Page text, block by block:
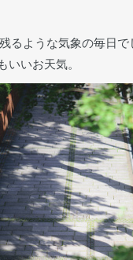
るような気象の毎日
いいお天気。